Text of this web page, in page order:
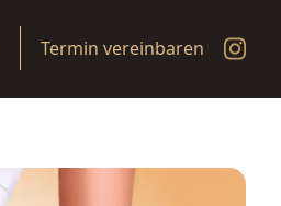
Termin vereinbaren